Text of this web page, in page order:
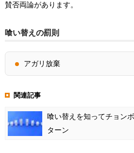
賛否両論があります。
喰い替えの罰則
アガリ放棄
関連記事
喰い替えを知ってチョン
ターン